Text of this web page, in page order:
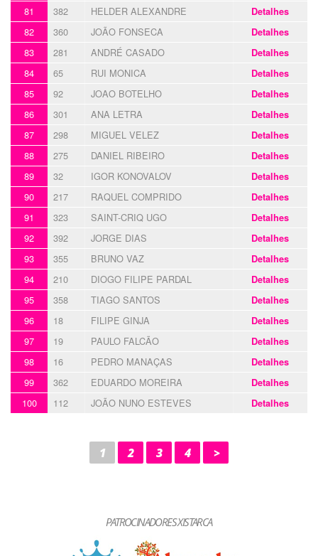
81 382 HELDER ALEXANDRE Detalhes
82 360 JOÃO FONSECA Detalhes
83 281 ANDRÉ CASADO Detalhes
84 65 RUI MONICA Detalhes
85 92 JOAO BOTELHO Detalhes
86 301 ANA LETRA Detalhes
87 298 MIGUEL VELEZ Detalhes
88 275 DANIEL RIBEIRO Detalhes
89 32 IGOR KONOVALOV Detalhes
90 217 RAQUEL COMPRIDO Detalhes
91 323 SAINT-CRIQ UGO Detalhes
92 392 JORGE DIAS Detalhes
93 355 BRUNO VAZ Detalhes
94 210 DIOGO FILIPE PARDAL Detalhes
95 358 TIAGO SANTOS Detalhes
96 18 FILIPE GINJA Detalhes
97 19 PAULO FALCÃO Detalhes
98 16 PEDRO MANAÇAS Detalhes
99 362 EDUARDO MOREIRA Detalhes
100 112 JOÃO NUNO ESTEVES Detalhes
1 2 3 4 >
PATROCINADORES XISTARCA